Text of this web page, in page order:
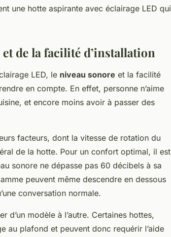
une hotte aspirante avec éclairage LED qui
de la facilité d’installation
LED, le niveau sonore et la facilité
en compte. En effet, personne n’aime
et encore moins avoir à passer des
facteurs, dont la vitesse de rotation du
de la hotte. Pour un confort optimal, il est
sonore ne dépasse pas 60 décibels à sa
peuvent même descendre en dessous
conversation normale.
d’un modèle à l’autre. Certaines hottes,
au plafond et peuvent donc requérir l’aide